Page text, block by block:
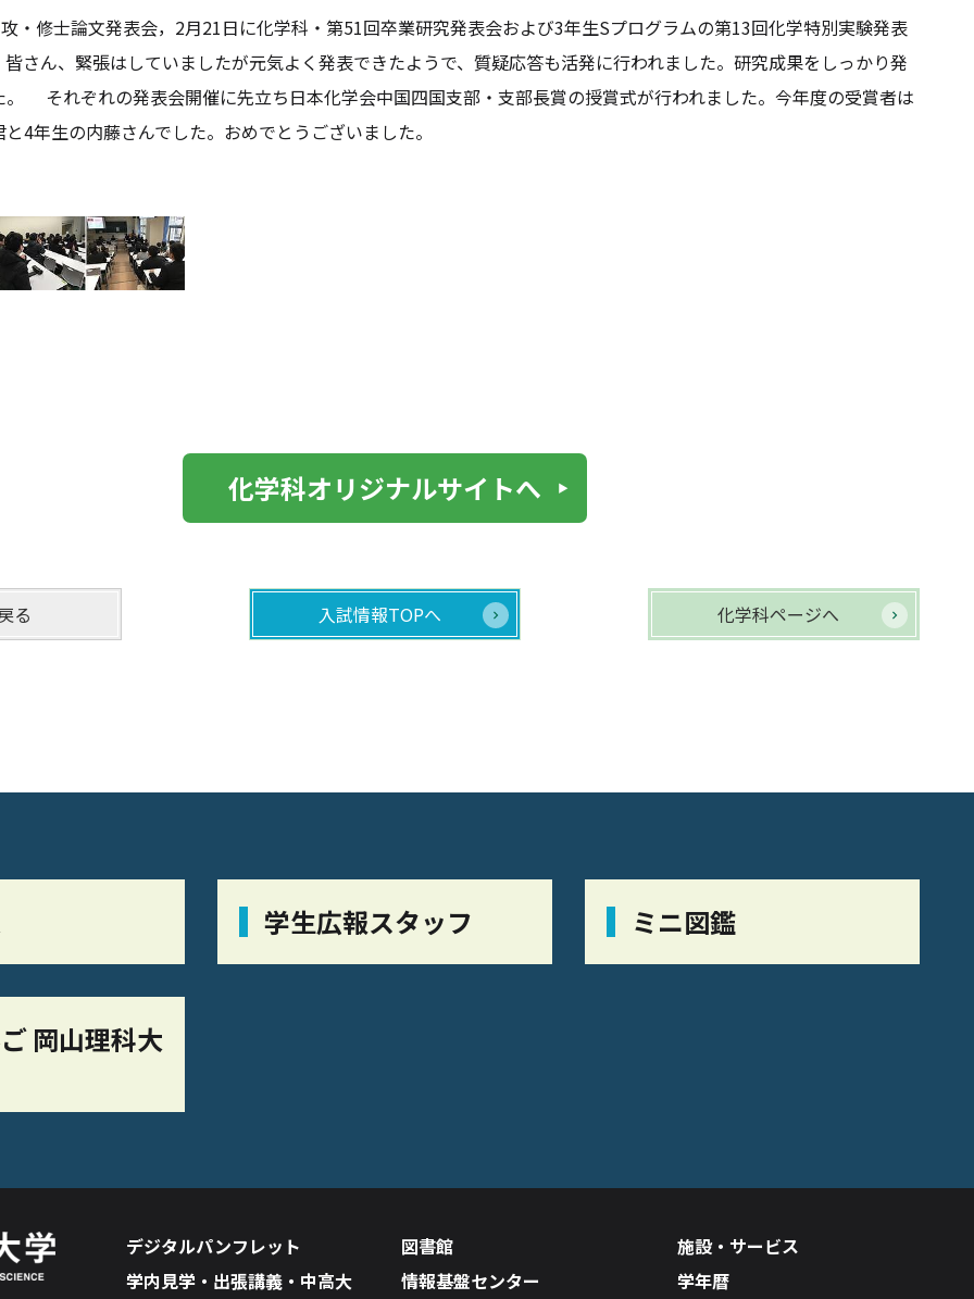
修士論文発表会，2月21日に化学科・第51回卒業研究発表会および3年生Sプログラムの第13回化学特別実験発表
さん、緊張はしていましたが元気よく発表できたようで、質疑応答も活発に行われました。研究成果をしっかり発
。 それぞれの発表会開催に先立ち日本化学会中国四国支部・支部長賞の授賞式が行われました。今年度の受賞者は
4年生の内藤さんでした。おめでとうございました。
化学科オリジナルサイトへ
化学科ページへ
入試情報TOPへ
る
学生広報スタッフ ミニ図鑑
岡山理科大
デジタルパンフレット
学内見学・出張講義・中高大
図書館
情報基盤センター
施設・サービス
学年暦